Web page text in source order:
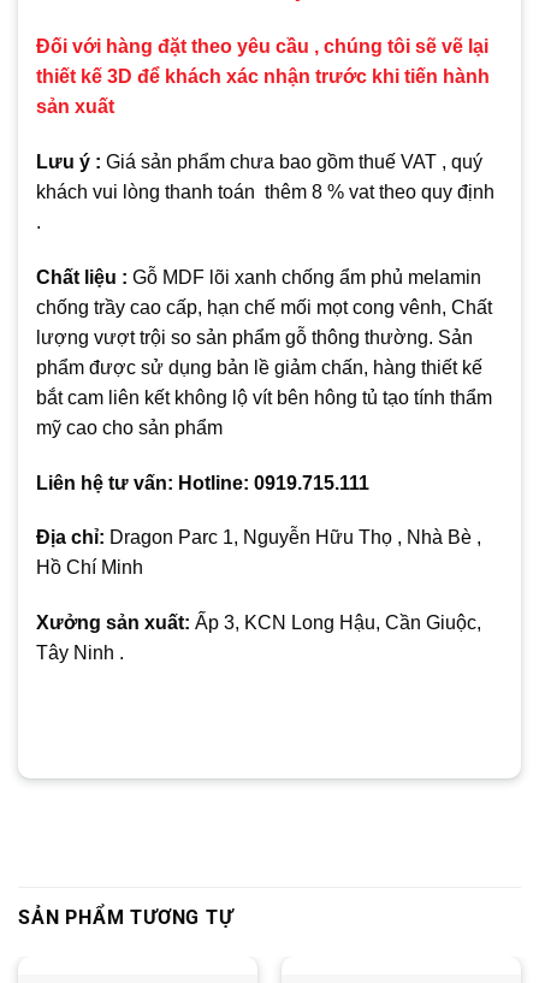
Đối với hàng đặt theo yêu cầu , chúng tôi sẽ vẽ lại
thiết kế 3D để khách xác nhận trước khi tiến hành
sản xuất
Lưu ý : Giá sản phẩm chưa bao gồm thuế VAT , quý
khách vui lòng thanh toán thêm 8 % vat theo quy định
.
Chất liệu : Gỗ MDF lõi xanh chống ẩm phủ melamin
chống trầy cao cấp, hạn chế mối mọt cong vênh, Chất
lượng vượt trội so sản phẩm gỗ thông thường. Sản
phẩm được sử dụng bản lề giảm chấn, hàng thiết kế
bắt cam liên kết không lộ vít bên hông tủ tạo tính thẩm
mỹ cao cho sản phẩm
Liên hệ tư vấn: Hotline: 0919.715.111
Địa chỉ: Dragon Parc 1, Nguyễn Hữu Thọ , Nhà Bè ,
Hồ Chí Minh
Xưởng sản xuất: Ấp 3, KCN Long Hậu, Cần Giuộc,
Tây Ninh .
SẢN PHẨM TƯƠNG TỰ